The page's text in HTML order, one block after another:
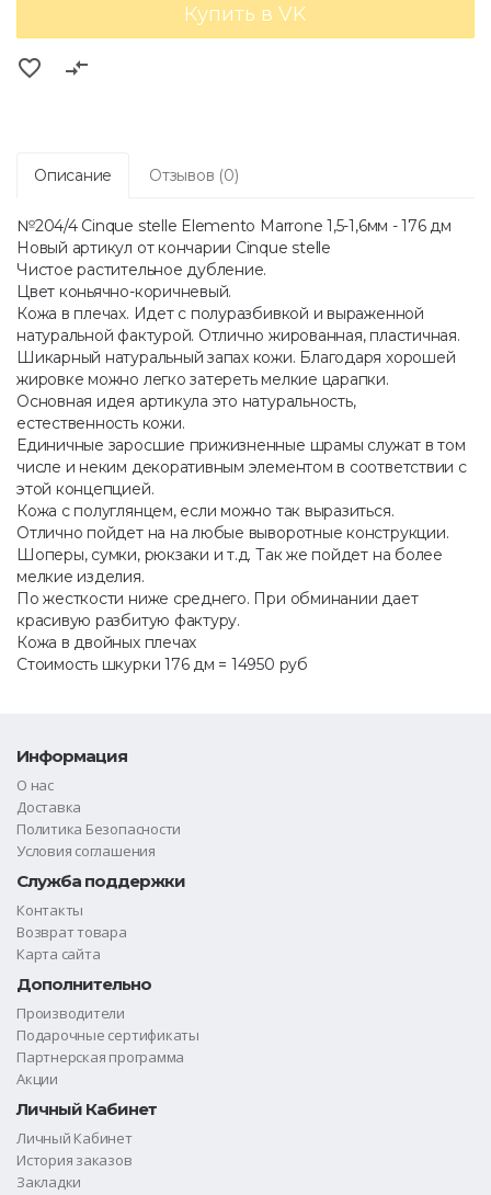
Купить в VK
favorite_border compare_arrows
Описание Отзывов (0)
№204/4 Cinque stelle Elemento Marrone 1,5-1,6мм - 176 дм
Новый артикул от кончарии Cinque stelle
Чистое растительное дубление.
Цвет коньячно-коричневый.
Кожа в плечах. Идет с полуразбивкой и выраженной
натуральной фактурой. Отлично жированная, пластичная.
Шикарный натуральный запах кожи. Благодаря хорошей
жировке можно легко затереть мелкие царапки.
Основная идея артикула это натуральность,
естественность кожи.
Единичные заросшие прижизненные шрамы служат в том
числе и неким декоративным элементом в соответствии с
этой концепцией.
Кожа с полуглянцем, если можно так выразиться.
Отлично пойдет на на любые выворотные конструкции.
Шоперы, сумки, рюкзаки и т.д. Так же пойдет на более
мелкие изделия.
По жесткости ниже среднего. При обминании дает
красивую разбитую фактуру.
Кожа в двойных плечах
Стоимость шкурки 176 дм = 14950 руб
Информация
О нас
Доставка
Политика Безопасности
Условия соглашения
Служба поддержки
Контакты
Возврат товара
Карта сайта
Дополнительно
Производители
Подарочные сертификаты
Партнерская программа
Акции
Личный Кабинет
Личный Кабинет
История заказов
Закладки